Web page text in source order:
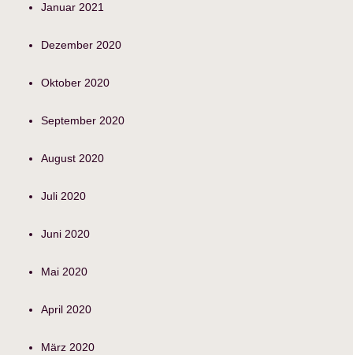
Januar 2021
Dezember 2020
Oktober 2020
September 2020
August 2020
Juli 2020
Juni 2020
Mai 2020
April 2020
März 2020